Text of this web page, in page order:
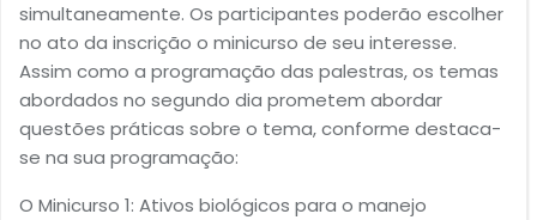
simultaneamente. Os participantes poderão escolher
no ato da inscrição o minicurso de seu interesse.
Assim como a programação das palestras, os temas
abordados no segundo dia prometem abordar
questões práticas sobre o tema, conforme destaca-
se na sua programação:
O Minicurso 1: Ativos biológicos para o manejo